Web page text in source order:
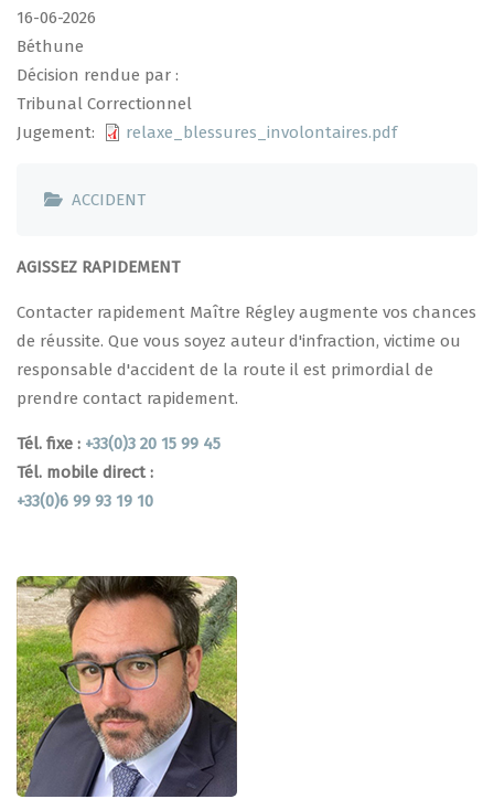
16-06-2026
Béthune
Décision rendue par :
Tribunal Correctionnel
Jugement
relaxe_blessures_involontaires.pdf
ACCIDENT
AGISSEZ RAPIDEMENT
Contacter rapidement Maître Régley augmente vos chances
de réussite. Que vous soyez auteur d'infraction, victime ou
responsable d'accident de la route il est primordial de
prendre contact rapidement.
Tél. fixe : +33(0)3 20 15 99 45
Tél. mobile direct :
+33(0)6 99 93 19 10